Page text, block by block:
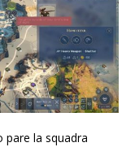
pare la squadra